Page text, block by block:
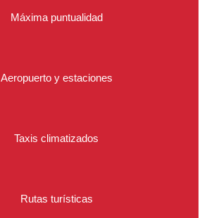
Máxima puntualidad
Aeropuerto y estaciones
Taxis climatizados
Rutas turísticas